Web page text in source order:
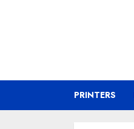
PRINTERS